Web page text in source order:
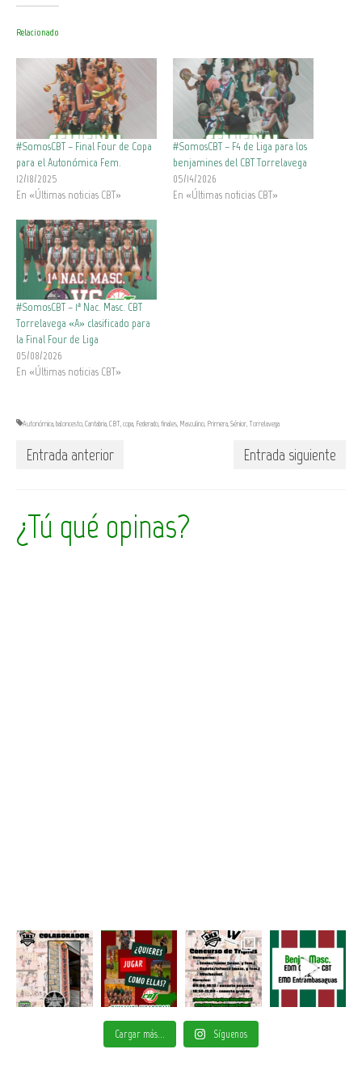
Relacionado
#SomosCBT – Final Four de Copa
para el Autonómica Fem.
12/18/2025
En «Últimas noticias CBT»
#SomosCBT – F4 de Liga para los
benjamines del CBT Torrelavega
05/14/2026
En «Últimas noticias CBT»
#SomosCBT – 1ª Nac. Masc. CBT
Torrelavega «A» clasificado para
la Final Four de Liga
05/08/2026
En «Últimas noticias CBT»
Autonómica,baloncesto,Cantabria,CBT,copa, Federado,finales, Masculino, Primera,Sénior,Torrelavega
Entrada anterior Entrada siguiente
¿Tú qué opinas?
Cargar más... Síguenos